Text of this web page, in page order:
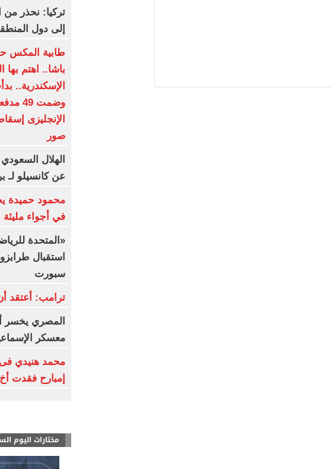
تركيا: نحذر من
إلى دول
طابية المكس
باشا.. اهتم بها
وضمت
الإنجليزى
صور
عن كانسيلو لـ
محمود حميدة
في أجواء مليئة
«المتحدة
استقبال
سبورت
ترامب: أعتقد
المصري يخسر
معسكر
محمد هنيدي فى
إمبارح فقدت
مختارات اليوم